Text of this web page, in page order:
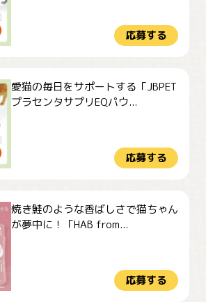
応募する
愛猫の毎日をサポートする「JBPET
プラセンタサプリEQパウ...
応募する
焼き鮭のような香ばしさで猫ちゃん
が夢中に！「HAB from...
応募する